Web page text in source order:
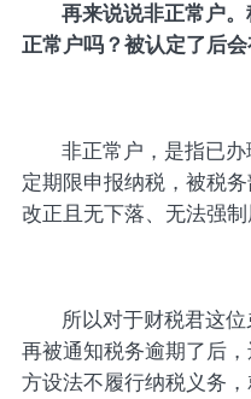
再来说说非正常户
正常户吗？被认定了后
非正常户，是指已
定期限申报纳税，被税
改正且无下落、无法强制
所以对于财税君这
再被通知税务逾期了后
方设法不履行纳税义务